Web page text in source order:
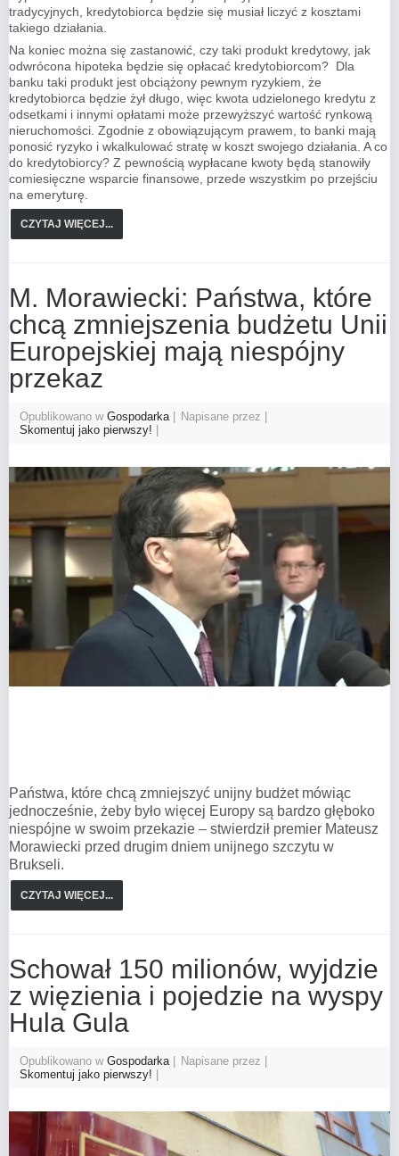
tradycyjnych, kredytobiorca będzie się musiał liczyć z kosztami
takiego działania.
Na koniec można się zastanowić, czy taki produkt kredytowy, jak
odwrócona hipoteka będzie się opłacać kredytobiorcom? Dla
banku taki produkt jest obciążony pewnym ryzykiem, że
kredytobiorca będzie żył długo, więc kwota udzielonego kredytu z
odsetkami i innymi opłatami może przewyższyć wartość rynkową
nieruchomości. Zgodnie z obowiązującym prawem, to banki mają
ponosić ryzyko i wkalkulować stratę w koszt swojego działania. A co
do kredytobiorcy? Z pewnością wypłacane kwoty będą stanowiły
comiesięczne wsparcie finansowe, przede wszystkim po przejściu
na emeryturę.
CZYTAJ WIĘCEJ...
M. Morawiecki: Państwa, które
chcą zmniejszenia budżetu Unii
Europejskiej mają niespójny
przekaz
Opublikowano w Gospodarka
Napisane przez
Skomentuj jako pierwszy!
Państwa, które chcą zmniejszyć unijny budżet mówiąc
jednocześnie, żeby było więcej Europy są bardzo głęboko
niespójne w swoim przekazie – stwierdził premier Mateusz
Morawiecki przed drugim dniem unijnego szczytu w
Brukseli.
CZYTAJ WIĘCEJ...
Schował 150 milionów, wyjdzie
z więzienia i pojedzie na wyspy
Hula Gula
Opublikowano w Gospodarka
Napisane przez
Skomentuj jako pierwszy!